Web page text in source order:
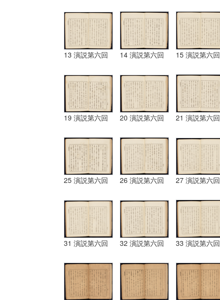
13 演説第六回 14 演説第六回 15 演説第六回
19 演説第六回 20 演説第六回 21 演説第六回
25 演説第六回 26 演説第六回 27 演説第六回
31 演説第六回 32 演説第六回 33 演説第六回